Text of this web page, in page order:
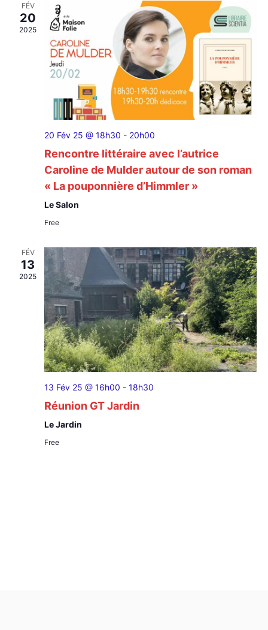
FÉV
20
2025
20 Fév 25 @ 18h30 - 20h00
Rencontre littéraire avec l’autrice
Caroline de Mulder autour de son roman
« La pouponnière d’Himmler »
Le Salon
Free
FÉV
13
2025
13 Fév 25 @ 16h00 - 18h30
Réunion GT Jardin
Le Jardin
Free